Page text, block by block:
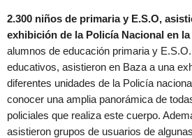
2.300 niños de primaria y E.S.O,
exhibición de la Policía Nacional en
alumnos de educación primaria y
educativos, asistieron en Baza a una
diferentes unidades de la Policía
conocer una amplia panorámica de
policiales que realiza este cuerpo.
asistieron grupos de usuarios de